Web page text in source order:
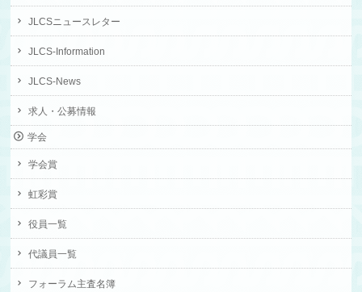
JLCSニュースレター
JLCS-Information
JLCS-News
求人・公募情報
学会
学会賞
虹彩賞
役員一覧
代議員一覧
フォーラム主査名簿